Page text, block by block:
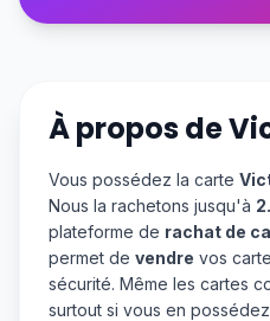
À propos de
Vous possédez la carte
Nous la rachetons jusqu'à
plateforme de rachat de
permet de vendre vos
sécurité. Même les cartes
surtout si vous en